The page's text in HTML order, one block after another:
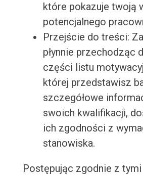
które pokazuje twoją
potencjalnego
Przejście do treści:
płynnie przechodząc
części listu
której przedstawisz
szczegółowe
swoich kwalifikacji,
ich zgodności z
stanowiska.
Postępując zgodnie z tymi